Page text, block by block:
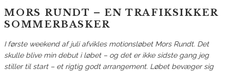
MORS RUNDT – EN TRAFIKSIKKER
SOMMERBASKER
I første weekend af juli afvikles motionsløbet Mors Rundt. Det
skulle blive min debut i løbet – og det er ikke sidste gang jeg
stiller til start – et rigtig godt arrangement. Løbet bevæger sig